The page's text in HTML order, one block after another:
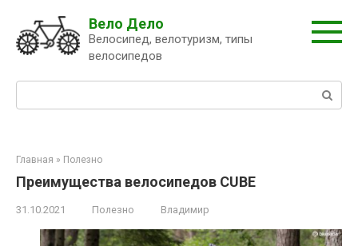
контенту
Вело Дело
Велосипед, велотуризм, типы
велосипедов
Главная » Полезно
Преимущества велосипедов CUBE
31.10.2021 Полезно Владимир